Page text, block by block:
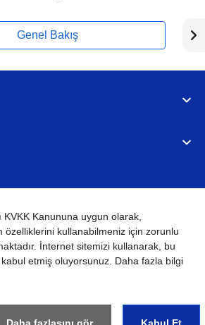
Genel Bakış
(GULF) FZE Tüm Hakları
Saklıdır
KVKK Kanununa uygun olarak,
özelliklerini kullanabilmeniz için zorunlu
İnternet sitemizi kullanarak, bu
kabul etmiş oluyorsunuz. Daha fazla bilgi